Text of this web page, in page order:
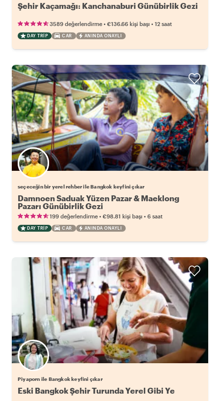
Şehir Kaçamağı: Kanchanaburi Günübirlik Gezi
3589 değerlendirme • €136.66 kişi başı • 12 saat
DAY TRIP CAR ANINDA ONAYLI
Favori yerel rehberini seç
seçeceğin bir yerel rehber ile Bangkok keyfini çıkar
Damnoen Saduak Yüzen Pazar & Maeklong
Pazarı Günübirlik Gezi
199 değerlendirme • €98.81 kişi başı • 6 saat
DAY TRIP CAR ANINDA ONAYLI
Piyaporn ile Bangkok keyfini çıkar
Eski Bangkok Şehir Turunda Yerel Gibi Ye